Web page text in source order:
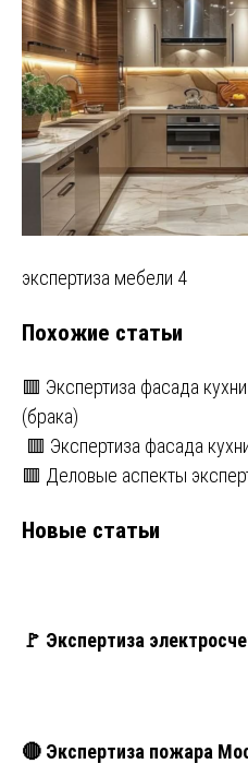
Навигация
по
записям
экспертиза мебели 4
Похожие статьи
🟥 Экспертиза фасада
(брака)
🟥 Экспертиза фасада
🟥 Деловые аспекты
Новые статьи
🚩 Экспертиза
🔴 Экспертиза пожара